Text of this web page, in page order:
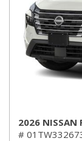
2026 NISSAN
#